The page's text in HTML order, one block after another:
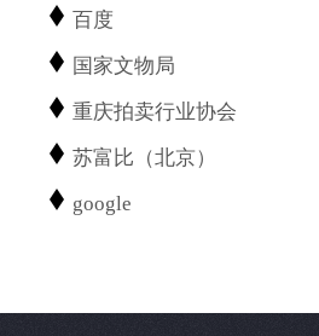
百度
国家文物局
重庆拍卖行业协会
苏富比（北京）
google